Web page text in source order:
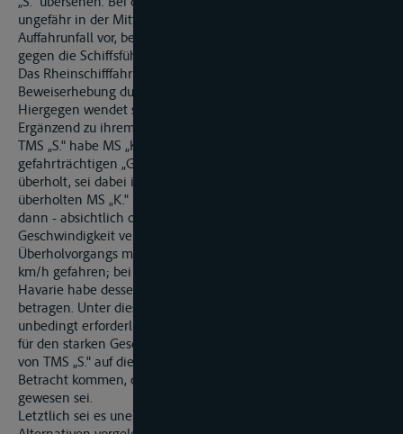
ungefähr in der Mitte des Fahrwassers. Es liege ein typischer
Auffahrunfall vor, bei dem der Beweis des ersten Anscheins
gegen die Schiffsführung des auffahrenden Schiffes spreche.
Das Rheinschifffahrtsgericht hat die Klage nach
Beweiserhebung durch Urteil vom 31.06.2002 abgewiesen.
Hiergegen wendet sich die Klägerin mit der Berufung.
Ergänzend zu ihrem erstinstanzlichen Vorbringen trägt sie vor:
TMS „S." habe MS „K." vor der bekanntermaßen
gefahrträchtigen „Grassteiner Schwelle" vor Rhein-km 442
überholt, sei dabei in sorgfaltswidriger Weise kurz vor dem
überholten MS „K." in dessen Kurslinie eingeschert und habe
dann - absichtlich oder unabsichtlich - drastisch an
Geschwindigkeit verloren. TMS „S." sei während des
Überholvorgangs mit einer Geschwindigkeit von etwa 20
km/h gefahren; bei der unmittelbar hierauf sich ereignenden
Havarie habe dessen Geschwindigkeit nur noch 7 bis 8 km/h
betragen. Unter diesen Umständen wäre eine Warnung
unbedingt erforderlich gewesen. Als eine andere Möglichkeit
für den starken Geschwindigkeitsverlust könne ein Auflaufen
von TMS „S." auf die bei Rhein-km 441 befindliche Schwelle in
Betracht kommen, da TMS „S." zu kopflastig abgeladen
gewesen sei.
Letztlich sei es unerheblich, welche der beiden dargestellten